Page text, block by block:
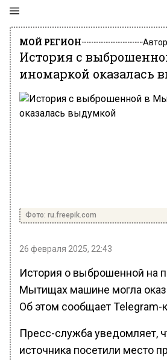
МОЙ РЕГИОН
История с
иномаркой оказалась
Фото: ru.freepik.com
26 февраля 2025, 22:43
История о выброшенной на
Мытищах машине могла
Об этом сообщает Telegram-
Пресс-служба уведомляет,
источника посетили место